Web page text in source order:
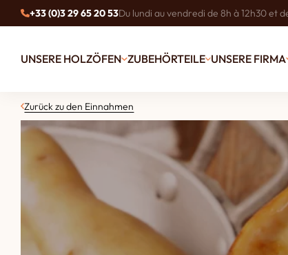
+33 (0)3 29 65 20 53Du lundi au vendredi de 8h à 12h30 et
UNSERE HOLZÖFEN ZUBEHÖRTEILE UNSERE FIRMA
Zurück zu den Einnahmen